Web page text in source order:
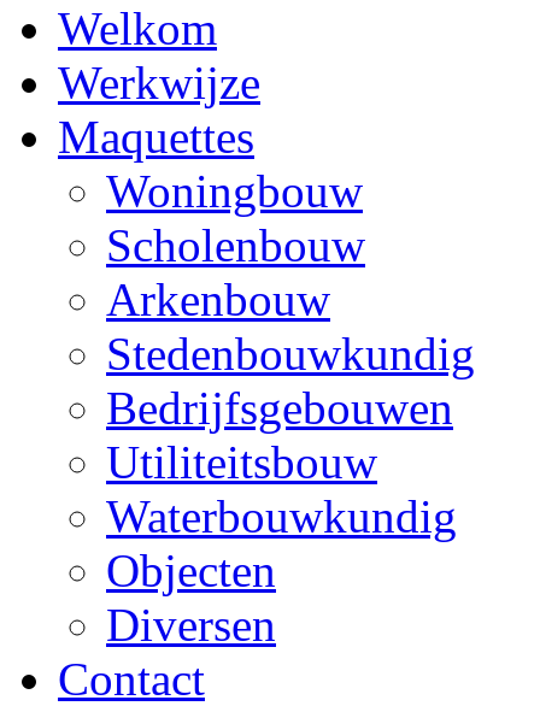
Welkom
Werkwijze
Maquettes
Woningbouw
Scholenbouw
Arkenbouw
Stedenbouwkundig
Bedrijfsgebouwen
Utiliteitsbouw
Waterbouwkundig
Objecten
Diversen
Contact